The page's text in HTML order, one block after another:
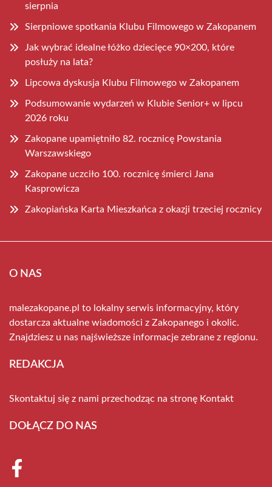
sierpnia
Sierpniowe spotkania Klubu Filmowego w Zakopanem
Jak wybrać idealne łóżko dziecięce 90×200, które
posłuży na lata?
Lipcowa dyskusja Klubu Filmowego w Zakopanem
Podsumowanie wydarzeń w Klubie Senior+ w lipcu
2026 roku
Zakopane upamiętniło 82. rocznicę Powstania
Warszawskiego
Zakopane uczciło 100. rocznicę śmierci Jana
Kasprowicza
Zakopiańska Karta Mieszkańca z okazji trzeciej rocznicy
O NAS
malezakopane.pl to lokalny serwis informacyjny, który
dostarcza aktualne wiadomości z Zakopanego i okolic.
Znajdziesz u nas najświeższe informacje zebrane z regionu.
REDAKCJA
Skontaktuj się z nami przechodząc na stronę Kontakt
DOŁĄCZ DO NAS